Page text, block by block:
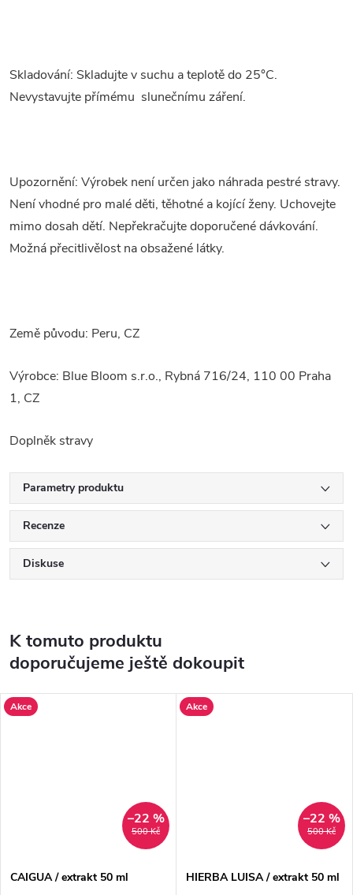
Skladování: Skladujte v suchu a teplotě do 25°C.
Nevystavujte přímému slunečnímu záření.
Upozornění: Výrobek není určen jako náhrada pestré stravy.
Není vhodné pro malé děti, těhotné a kojící ženy. Uchovejte
mimo dosah dětí. Nepřekračujte doporučené dávkování.
Možná přecitlivělost na obsažené látky.
Země původu: Peru, CZ
Výrobce: Blue Bloom s.r.o., Rybná 716/24, 110 00 Praha
1, CZ
Doplněk stravy
Parametry produktu
Recenze
Diskuse
K tomuto produktu
doporučujeme ještě dokoupit
Akce
500 Kč
–22 %
CAIGUA / extrakt 50 ml
Akce
500 Kč
–22 %
HIERBA LUISA / extrakt 50 ml